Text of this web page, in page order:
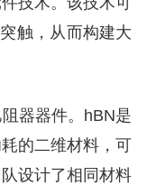
触，从而构建大
器器件。hBN是
的二维材料，可
设计了相同材料